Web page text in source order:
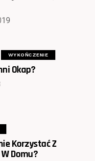
WYKOŃCZENIE
Okap?
Korzystać Z
Domu?